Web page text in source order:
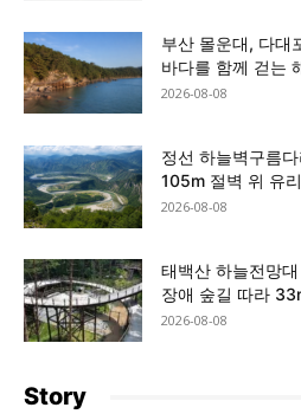
부산 몰운대, 다대
바다를 함께 걷는
2026-08-08
정선 하늘벽구름
105m 절벽 위 유
2026-08-08
태백산 하늘전망
장애 숲길 따라
2026-08-08
Story